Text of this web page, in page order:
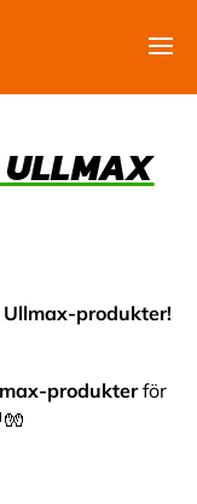
produkter!
produkterför